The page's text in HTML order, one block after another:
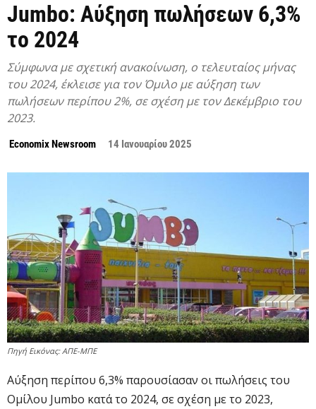
Jumbo: Αύξηση πωλήσεων 6,3%
το 2024
Σύμφωνα με σχετική ανακοίνωση, ο τελευταίος μήνας
του 2024, έκλεισε για τον Όμιλο με αύξηση των
πωλήσεων περίπου 2%, σε σχέση με τον Δεκέμβριο του
2023.
Economix Newsroom 14 Ιανουαρίου 2025
Πηγή Εικόνας: ΑΠΕ-ΜΠΕ
Αύξηση περίπου 6,3% παρουσίασαν οι πωλήσεις του
Ομίλου Jumbo κατά το 2024, σε σχέση με το 2023,